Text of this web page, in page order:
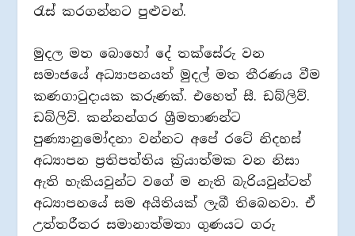
රැස් කරගන්නට පුළුවන්.
මුදල මත බොහෝ දේ තක්සේරු වන
සමාජයේ අධ්‍යාපනයත් මුදල් මත තීරණය වීම
කණගාටුදායක කරුණක්. එහෙත් සී. ඩබ්ලිව්.
ඩබ්ලිව්. කන්නන්ගර ශ්‍රීමතාණන්ට
පුණ්‍යානුමෝදනා වන්නට අපේ රටේ නිදහස්
අධ්‍යාපන ප‍්‍රතිපත්තිය ක‍්‍රියාත්මක වන නිසා
ඇති හැකියවුන්ට වගේ ම නැති බැරියවුන්ටත්
අධ්‍යාපනයේ සම අයිතියක් ලැබී තිබෙනවා. ඒ
උත්තරීතර සමානාත්මතා ගුණයට ගරු